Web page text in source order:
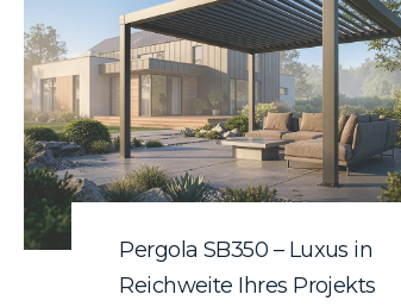
Pergola SB350 – Luxus in
Reichweite Ihres Projekts